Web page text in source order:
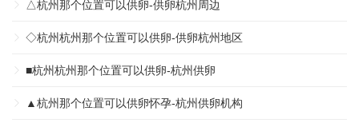
△杭州那个位置可以供卵-供卵杭州周边
◇杭州杭州那个位置可以供卵-供卵杭州地区
■杭州杭州那个位置可以供卵-杭州供卵
▲杭州那个位置可以供卵怀孕-杭州供卵机构